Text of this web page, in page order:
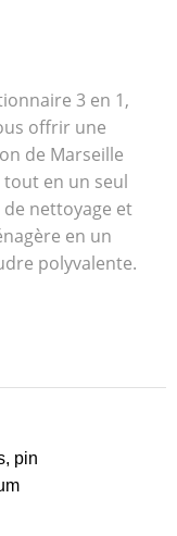
3 en 1,
offrir une
de Marseille
en un seul
nettoyage et
en un
polyvalente.
pin